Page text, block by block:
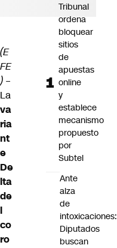
(E
FE
) –
La
va
ria
nt
e
De
lta
de
l
co
ro
Tribunal
ordena
bloquear
sitios
de
apuestas
online
y
establece
mecanismo
propuesto
por
Subtel
Ante
alza
de
intoxicaciones:
Diputados
buscan